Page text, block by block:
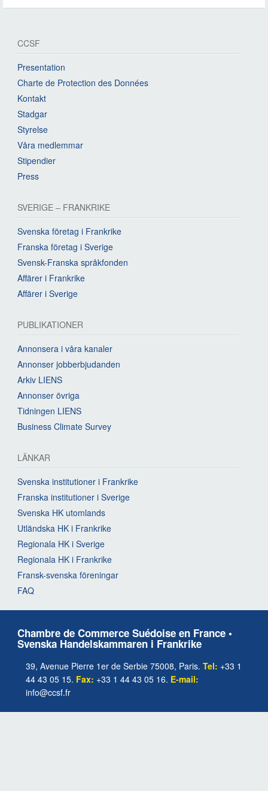
CCSF
Presentation
Charte de Protection des Données
Kontakt
Stadgar
Styrelse
Våra medlemmar
Stipendier
Press
SVERIGE – FRANKRIKE
Svenska företag i Frankrike
Franska företag i Sverige
Svensk-Franska språkfonden
Affärer i Frankrike
Affärer i Sverige
PUBLIKATIONER
Annonsera i våra kanaler
Annonser jobberbjudanden
Arkiv LIENS
Annonser övriga
Tidningen LIENS
Business Climate Survey
LÄNKAR
Svenska institutioner i Frankrike
Franska institutioner i Sverige
Svenska HK utomlands
Utländska HK i Frankrike
Regionala HK i Sverige
Regionala HK i Frankrike
Fransk-svenska föreningar
FAQ
Chambre de Commerce Suédoise en France •
Svenska Handelskammaren i Frankrike
39, Avenue Pierre 1er de Serbie 75008, Paris. Tel: +33 1
44 43 05 15. Fax: +33 1 44 43 05 16. E-mail:
info@ccsf.fr